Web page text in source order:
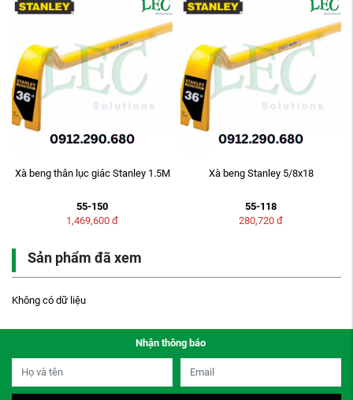
Xà beng thân lục giác Stanley 1.5M
55-150
1,469,600 đ
Xà beng Stanley 5/8x18
55-118
280,720 đ
Sản phẩm đã xem
Không có dữ liệu
Nhận thông báo